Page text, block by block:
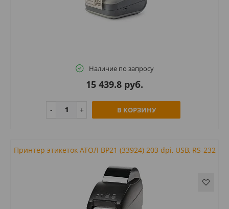
Наличие по запросу
15 439.8 руб.
В КОРЗИНУ
Принтер этикеток АТОЛ BP21 (33924) 203 dpi, USB, RS-232